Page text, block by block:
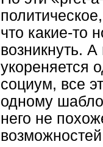
что какие-то
возникнуть.
укореняется
социум, все
одному
него не